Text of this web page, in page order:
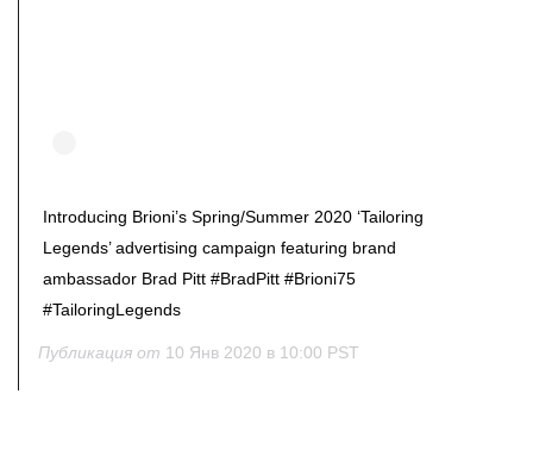
Introducing Brioni’s Spring/Summer 2020 ‘Tailoring
Legends’ advertising campaign featuring brand
ambassador Brad Pitt #BradPitt #Brioni75
#TailoringLegends
Публикация от 10 Янв 2020 в 10:00 PST